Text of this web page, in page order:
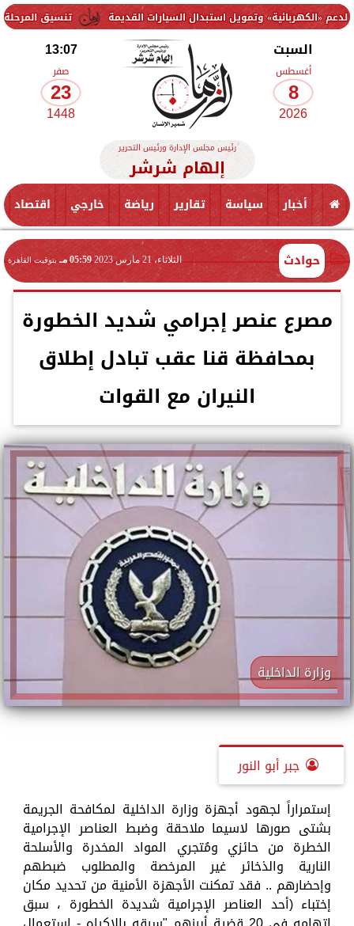
تنسيق المرحلة الثانية 2026.. موعد إعلان الحد الأدنى وخطوات تسجيل الرغبات لطلاب الثانوية العامة وتمويل استبدال السيارات القديمة
السبت
أغسطس
8
2026
13:07
صفر
23
1448
رئيس مجلس الإدارة ورئيس التحرير
إلهام شرشر
أخبار سياسة تقارير رياضة خارجي اقتصاد
حوادث الثلاثاء، 21 مارس 2023 05:59 مـ بتوقيت القاهرة
مصرع عنصر إجرامي شديد الخطورة
بمحافظة قنا عقب تبادل إطلاق
النيران مع القوات
وزارة الداخلية
جبر أبو النور
إستمراراً لجهود أجهزة وزارة الداخلية لمكافحة الجريمة
بشتى صورها لاسيما ملاحقة وضبط العناصر الإجرامية
الخطرة من حائزي ومُتجري المواد المخدرة والأسلحة
النارية والذخائر غير المرخصة والمطلوب ضبطهم
وإحضارهم .. فقد تمكنت الأجهزة الأمنية من تحديد مكان
إختباء (أحد العناصر الإجرامية شديدة الخطورة ، سبق